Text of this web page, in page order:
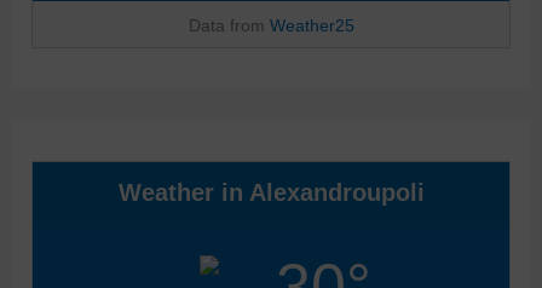
Data from Weather25
Weather in Alexandroupoli